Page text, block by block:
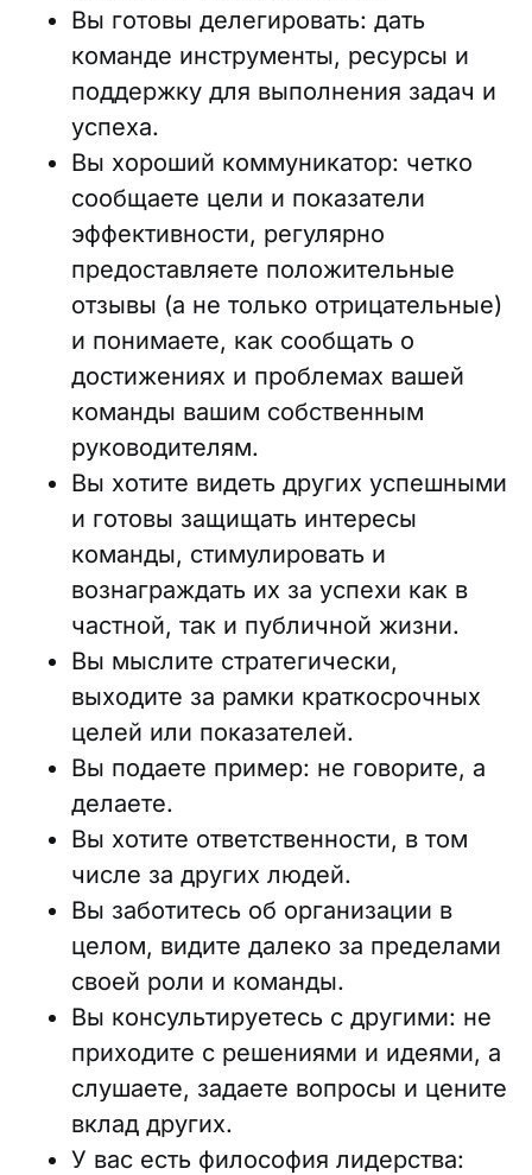
Вы готовы делегировать: дать
команде инструменты, ресурсы и
поддержку для выполнения задач и
успеха.
Вы хороший коммуникатор: четко
сообщаете цели и показатели
эффективности, регулярно
предоставляете положительные
отзывы (а не только отрицательные)
и понимаете, как сообщать о
достижениях и проблемах вашей
команды вашим собственным
руководителям.
Вы хотите видеть других успешными
и готовы защищать интересы
команды, стимулировать и
вознаграждать их за успехи как в
частной, так и публичной жизни.
Вы мыслите стратегически,
выходите за рамки краткосрочных
целей или показателей.
Вы подаете пример: не говорите, а
делаете.
Вы хотите ответственности, в том
числе за других людей.
Вы заботитесь об организации в
целом, видите далеко за пределами
своей роли и команды.
Вы консультируетесь с другими: не
приходите с решениями и идеями, а
слушаете, задаете вопросы и цените
вклад других.
У вас есть философия лидерства: